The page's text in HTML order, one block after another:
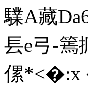
驜A藏
镸e弓-
傫